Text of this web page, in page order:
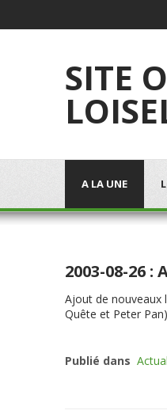
SITE
A LA UNE
2003-08-26
Ajout de nouveaux
Quête et Peter Pan)
Publié dans